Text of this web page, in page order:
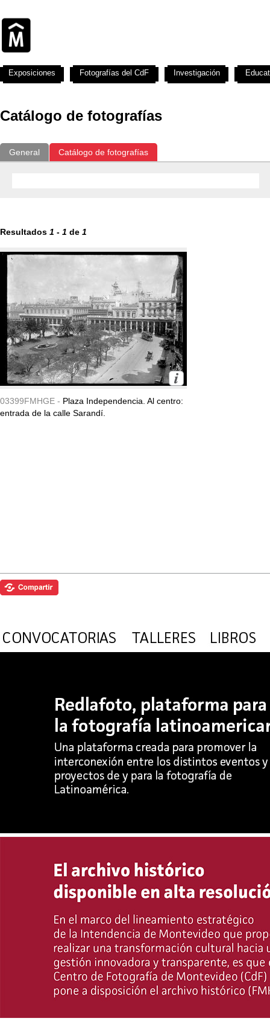
Catálogo de fotografías
General Catálogo de fotografías
Resultados 1 - 1 de 1
03399FMHGE - Plaza Independencia. Al centro:
entrada de la calle Sarandí.
Exposiciones Fotografías del CdF Investigación